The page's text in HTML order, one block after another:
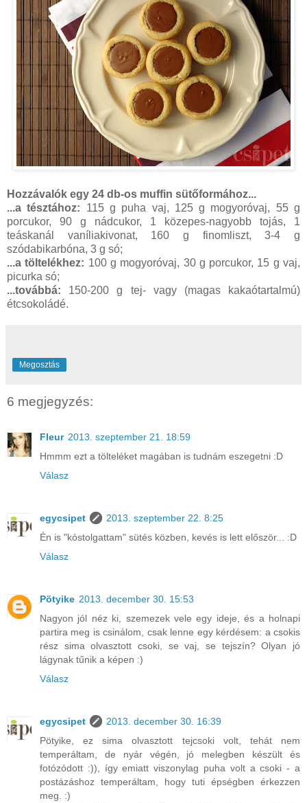
Hozzávalók egy 24 db-os muffin sütőformához...
...a tésztához: 115 g puha vaj, 125 g mogyoróvaj, 55 g
porcukor, 90 g nádcukor, 1 közepes-nagyobb tojás, 1
teáskanál vaníliakivonat, 160 g finomliszt, 3-4 g
szódabikarbóna, 3 g só;
...a töltelékhez: 100 g mogyoróvaj, 30 g porcukor, 15 g vaj,
picurka só;
...továbbá: 150-200 g tej- vagy (magas kakaótartalmú)
étcsokoládé.
Megosztás
6 megjegyzés:
Fleur 2013. szeptember 21. 18:59
Hmmm ezt a tölteléket magában is tudnám eszegetni :D
Válasz
egycsipet
2013. szeptember 22. 8:25
Én is "kóstolgattam" sütés közben, kevés is lett először... :D
Válasz
Pötyike 2013. december 30. 15:53
Nagyon jól néz ki, szemezek vele egy ideje, és a holnapi
partira meg is csinálom, csak lenne egy kérdésem: a csokis
rész sima olvasztott csoki, se vaj, se tejszín? Olyan jó
lágynak tűnik a képen :)
Válasz
egycsipet
2013. december 30. 16:39
Pötyike, ez sima olvasztott tejcsoki volt, tehát nem
temperáltam, de nyár végén, jó melegben készült és
fotózódott :)), így emiatt viszonylag puha volt a csoki - a
postázáshoz temperáltam, hogy tuti épségben érkezzen
meg. :)